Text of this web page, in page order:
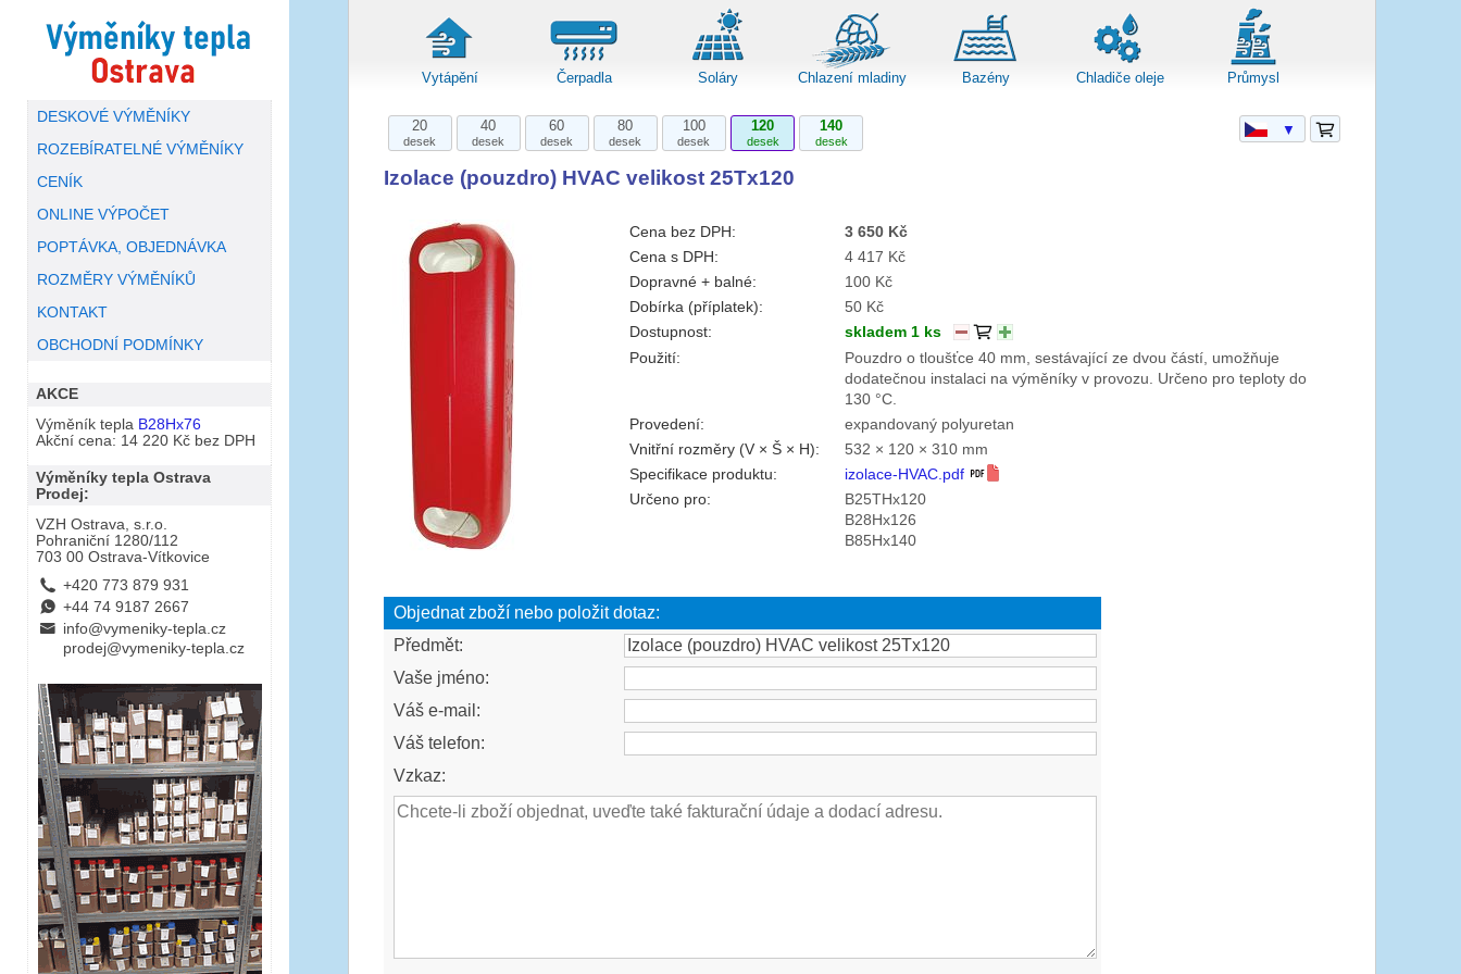
DESKOVÉ VÝMĚNÍKY
ROZEBÍRATELNÉ VÝMĚNÍKY
CENÍK
ONLINE VÝPOČET
POPTÁVKA, OBJEDNÁVKA
ROZMĚRY VÝMĚNÍKŮ
KONTAKT
OBCHODNÍ PODMÍNKY
AKCE
Výměník tepla B28Hx76
Akční cena: 14 220 Kč bez DPH
Výměníky tepla Ostrava
Prodej:
VZH Ostrava, s.r.o.
Pohraniční 1280/112
703 00 Ostrava-Vítkovice
L +420 773 879 931
E +44 74 9187 2667
B info@vymeniky-tepla.cz
prodej@vymeniky-tepla.cz
Vytápění Čerpadla Soláry Chlazení mladiny Bazény Chladiče oleje Průmysl
20
desek
40
desek
60
desek
80
desek
100
desek
120
desek
140
desek
Izolace (pouzdro) HVAC velikost 25Tx120
Cena bez DPH:
3 650 Kč
Cena s DPH:
4 417 Kč
Dopravné + balné:
100 Kč
Dobírka (příplatek):
50 Kč
Dostupnost:
skladem 1 ks
Použití:
Pouzdro o tloušťce 40 mm, sestávající ze dvou částí, umožňuje
dodatečnou instalaci na výměníky v provozu. Určeno pro teploty do
130 °C.
Provedení:
expandovaný polyuretan
Vnitřní rozměry (V × Š × H):
532 × 120 × 310 mm
Specifikace produktu:
izolace-HVAC.pdf
Určeno pro:
B25THx120
B28Hx126
B85Hx140
Objednat zboží nebo položit dotaz:
Předmět:
Vaše jméno:
Váš e-mail:
Váš telefon:
Vzkaz:
▼